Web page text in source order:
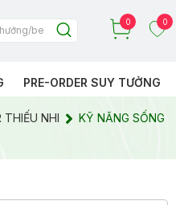
0 0
PRE-ORDER SUY TƯỞNG
THIẾU NHI
KỸ NĂNG SỐNG